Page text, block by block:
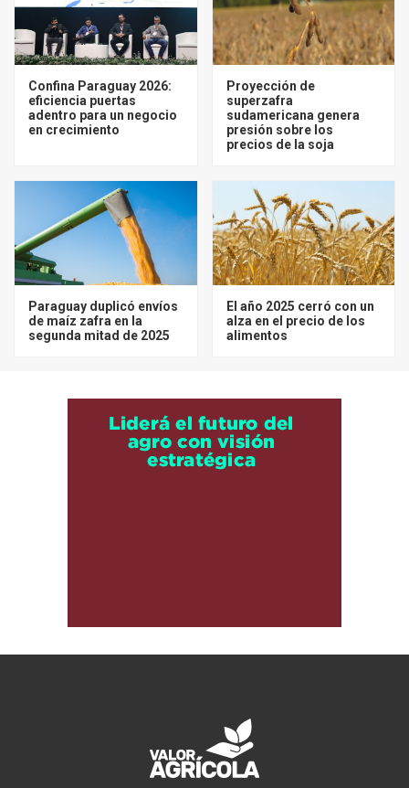
Confina Paraguay 2026:
eficiencia puertas
adentro para un negocio
en crecimiento
Proyección de
superzafra
sudamericana genera
presión sobre los
precios de la soja
Paraguay duplicó envíos
de maíz zafra en la
segunda mitad de 2025
El año 2025 cerró con un
alza en el precio de los
alimentos